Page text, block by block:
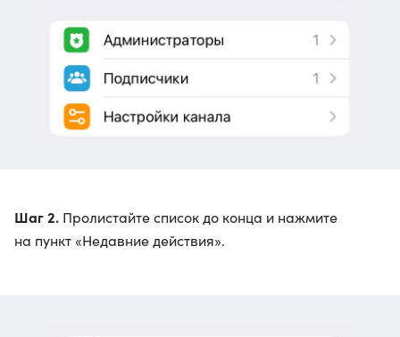
Шаг 2. Пролистайте список до конца и нажмите
на пункт «Недавние действия».